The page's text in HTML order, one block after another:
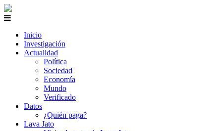
Inicio
Investigación
Actualidad
Política
Sociedad
Economía
Mundo
Verificado
Datos
¿Quién paga?
Lava Jato